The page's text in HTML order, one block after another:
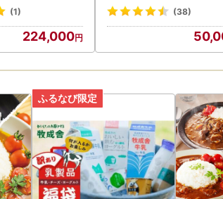
れているQRコードから、「ふるまど」にアクセ
のうえ、以下住所までご返送いただきますよ
しています。
(1)
224,000
(38)